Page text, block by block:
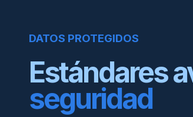
DATOS PROTEGIDOS
Estándares
seguridad